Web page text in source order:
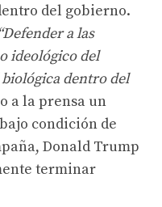
del gobierno.
“Defender a las
ideológico del
dentro del
a la prensa un
condición de
Donald Trump
terminar